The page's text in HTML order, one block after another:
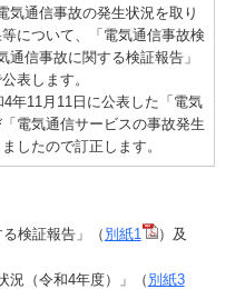
通信事故の発生状況を取り
について、「電気通信事故検
信事故に関する検証報告」
表します。
年11月11日に公表した「電気
電気通信サービスの事故発生
したので訂正します。
検証報告」（ 別紙1
）及
況（令和4年度）」（ 別紙3